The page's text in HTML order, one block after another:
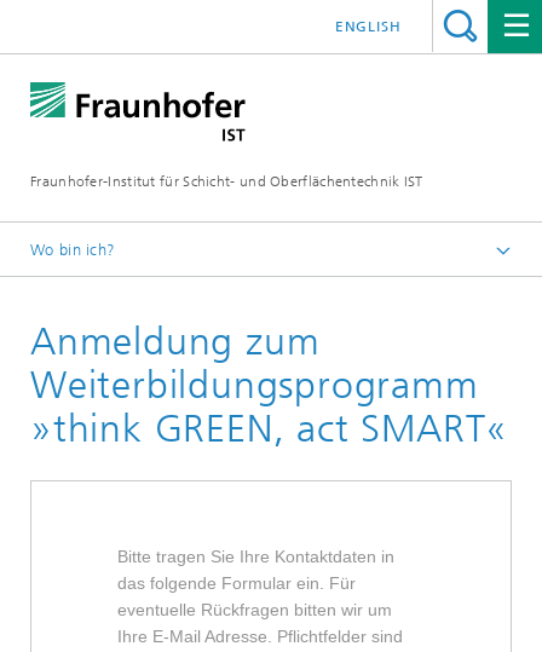
Fraunhofer-Institut für Schicht- und Oberflächentechnik IST
ENGLISH
Wo bin ich?
Veranstaltungen
Anmeldung zum
Weiterbildungsprogramm
»think GREEN, act SMART«
Bitte tragen Sie Ihre Kontaktdaten in
das folgende Formular ein. Für
eventuelle Rückfragen bitten wir um
Ihre E-Mail Adresse. Pflichtfelder sind